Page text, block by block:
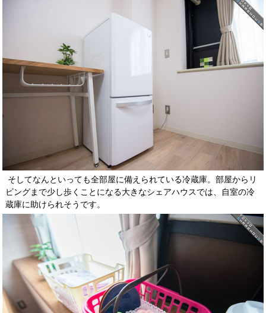
そしてなんといっても全部屋に備えられている冷蔵庫。部屋からリ
ビングまで少し歩くことになる大きなシェアハウスでは、自室の冷
蔵庫に助けられそうです。